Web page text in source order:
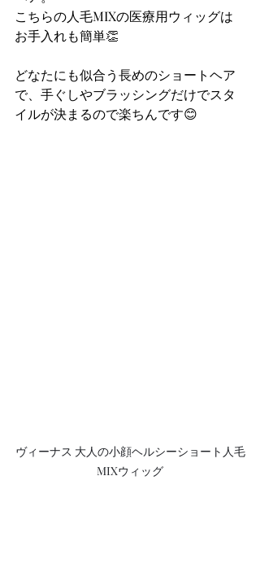
こちらの人毛MIXの医療用ウィッグは
お手入れも簡単👏
どなたにも似合う長めのショートヘア
で、手ぐしやブラッシングだけでスタ
イルが決まるので楽ちんです😊
ヴィーナス 大人の小顔ヘルシーショート人毛
MIXウィッグ